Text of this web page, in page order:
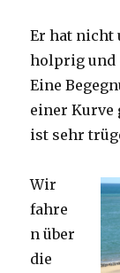
Er hat nicht
holprig und
Eine
einer Kurve
ist sehr
Wir
fahre
n über
die